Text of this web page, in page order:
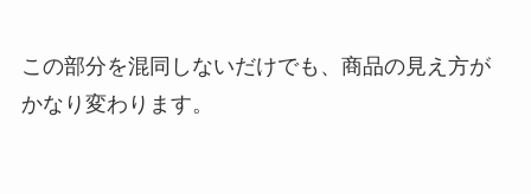
この部分を混同しないだけでも、商品の見え方が
かなり変わります。